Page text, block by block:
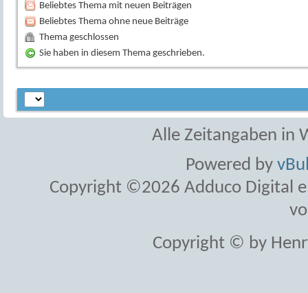
Beliebtes Thema mit neuen Beiträgen
Beliebtes Thema ohne neue Beiträge
Thema geschlossen
Sie haben in diesem Thema geschrieben.
Alle Zeitangaben in
Powered by
Copyright ©2026 Adduco Digital
Copyright © by